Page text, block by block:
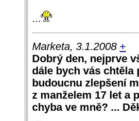
...
Marketa, 3.1.2008 +
Dobrý den, nejprve
dále bych vás
budoucnu zlepšení
z manželem 17 let a
chyba ve mně? ...